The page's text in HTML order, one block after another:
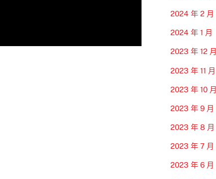
2024 年 2 月
2024 年 1 月
2023 年 12 月
2023 年 11 月
2023 年 10 月
2023 年 9 月
2023 年 8 月
2023 年 7 月
2023 年 6 月